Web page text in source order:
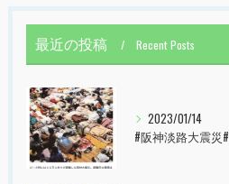
最近の投稿 Recent Posts
2023/01/14